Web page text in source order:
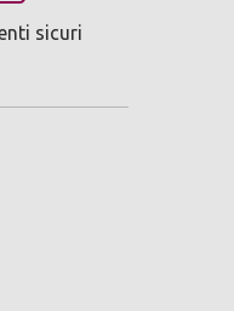
sicuri